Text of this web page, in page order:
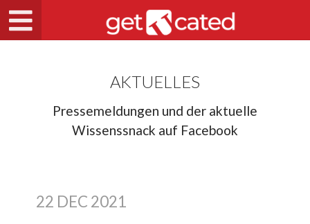
AKTUELLES
Pressemeldungen und der aktuelle
Wissenssnack auf Facebook
22 DEC 2021